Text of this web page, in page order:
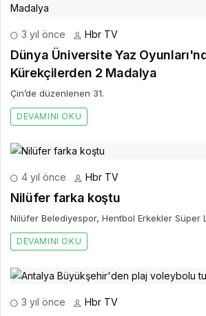
3 yıl önce Hbr TV
Dünya Üniversite Yaz
Kürekçilerden 2 Madalya
Çin’de düzenlenen 31.
DEVAMINI OKU
4 yıl önce Hbr TV
Nilüfer farka koştu
Nilüfer Belediyespor, Hentbol Erkekler Süper
DEVAMINI OKU
3 yıl önce Hbr TV